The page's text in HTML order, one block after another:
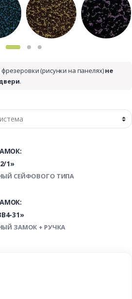
(рисунки на панелях)не
.
1»
СЕЙФОВОГО ТИПА
31»
ЗАМОК + РУЧКА